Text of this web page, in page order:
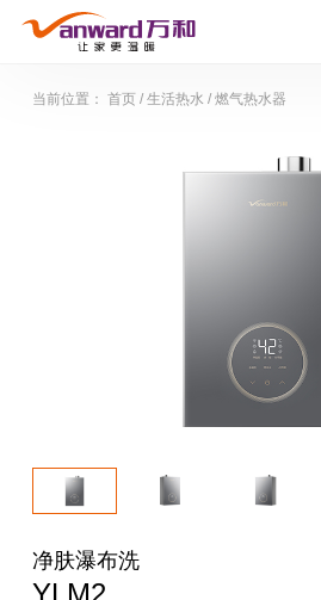
当前位置： 首页/ 生活热水 / 燃气热水器
净肤瀑布洗
YLM2